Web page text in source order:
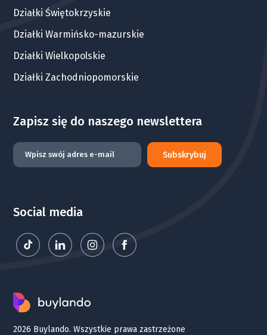
Działki Świętokrzyskie
Działki Warmińsko-mazurskie
Działki Wielkopolskie
Działki Zachodniopomorskie
Zapisz się do naszego newslettera
Subskrybuj
Social media
2026 Buylando. Wszystkie prawa zastrzeżone